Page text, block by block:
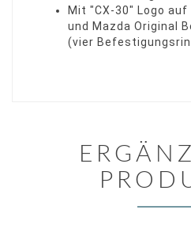
Mit "CX-30" Logo
und Mazda Original
(vier